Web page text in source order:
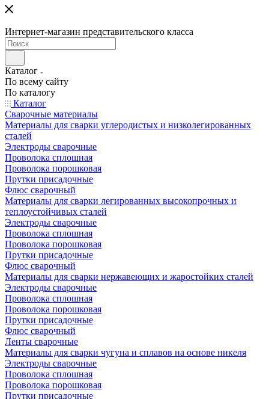
Интернет-магазин представительского класса
Каталог
По всему сайту
По каталогу
Каталог
Сварочные материалы
Материалы для сварки углеродистых и низколегированных
сталей
Электроды сварочные
Проволока сплошная
Проволока порошковая
Прутки присадочные
Флюс сварочный
Материалы для сварки легированных высокопрочных и
теплоустойчивых сталей
Электроды сварочные
Проволока сплошная
Проволока порошковая
Прутки присадочные
Флюс сварочный
Материалы для сварки нержавеющих и жаростойких сталей
Электроды сварочные
Проволока сплошная
Проволока порошковая
Прутки присадочные
Флюс сварочный
Ленты сварочные
Материалы для сварки чугуна и сплавов на основе никеля
Электроды сварочные
Проволока сплошная
Проволока порошковая
Прутки присадочные